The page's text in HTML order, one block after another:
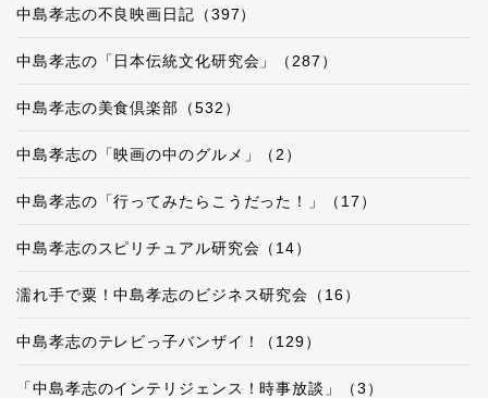
中島孝志の不良映画日記（397）
中島孝志の「日本伝統文化研究会」（287）
中島孝志の美食倶楽部（532）
中島孝志の「映画の中のグルメ」（2）
中島孝志の「行ってみたらこうだった！」（17）
中島孝志のスピリチュアル研究会（14）
濡れ手で粟！中島孝志のビジネス研究会（16）
中島孝志のテレビっ子バンザイ！（129）
「中島孝志のインテリジェンス！時事放談」（3）